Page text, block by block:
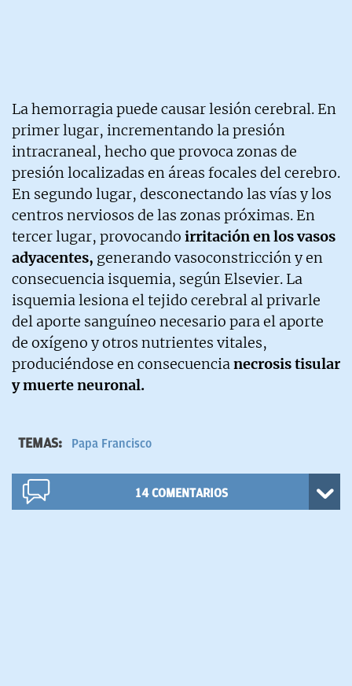
La hemorragia puede causar lesión cerebral. En
primer lugar, incrementando la presión
intracraneal, hecho que provoca zonas de
presión localizadas en áreas focales del cerebro.
En segundo lugar, desconectando las vías y los
centros nerviosos de las zonas próximas. En
tercer lugar, provocando irritación en los vasos
adyacentes, generando vasoconstricción y en
consecuencia isquemia, según Elsevier. La
isquemia lesiona el tejido cerebral al privarle
del aporte sanguíneo necesario para el aporte
de oxígeno y otros nutrientes vitales,
produciéndose en consecuencianecrosis tisular
y muerte neuronal.
TEMAS: Papa Francisco
14COMENTARIOS